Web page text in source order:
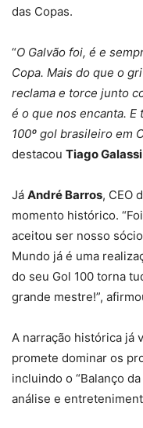
das Copas.
“O Galvão foi, é e
Copa. Mais do que o
reclama e torce junto
é o que nos encanta.
100º gol brasileiro em
destacou Tiago Galassi
Já André Barros, CEO
momento histórico.
aceitou ser nosso
Mundo já é uma
do seu Gol 100 torna
grande mestre!”,
A narração histórica já
promete dominar os
incluindo o “Balanço
análise e